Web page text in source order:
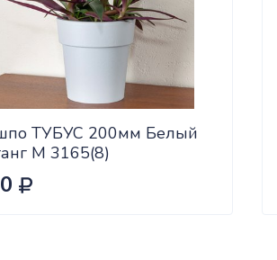
ТУБУС 200мм Белый
М 3165(8)